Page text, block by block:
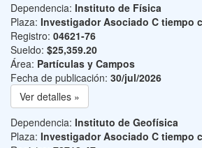
Dependencia: Instituto de Física
Plaza: Investigador Asociado C tiempo
Registro: 04621-76
Sueldo: $25,359.20
Área: Partículas y Campos
Fecha de publicación: 30/jul/2026
Ver detalles »
Dependencia: Instituto de Geofísica
Plaza: Investigador Asociado C tiempo